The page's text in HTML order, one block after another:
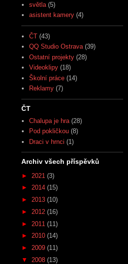
světla (5)
asistent kamery (4)
ČT (43)
QQ Studio Ostrava (39)
Ostatní projekty (28)
Videoklipy (18)
Školní práce (14)
Reklamy (7)
ČT
Chalupa je hra (28)
Pod pokličkou (8)
Draci v hrnci (1)
Archiv všech příspěvků
► 2021 (3)
► 2014 (15)
► 2013 (10)
► 2012 (16)
► 2011 (11)
► 2010 (14)
► 2009 (11)
▼ 2008 (13)